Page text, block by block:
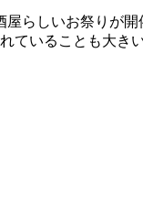
らしいお祭りが
ていることも大き